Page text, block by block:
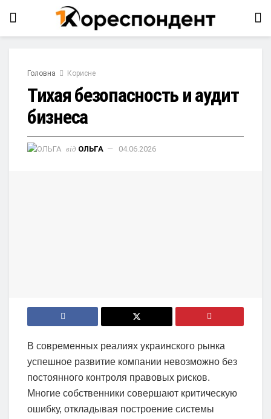
Головна Корисне
Тихая безопасность и аудит
бизнеса
від ОЛЬГА 04.06.2026
В современных реалиях украинского рынка
успешное развитие компании невозможно без
постоянного контроля правовых рисков.
Многие собственники совершают критическую
ошибку, откладывая построение системы